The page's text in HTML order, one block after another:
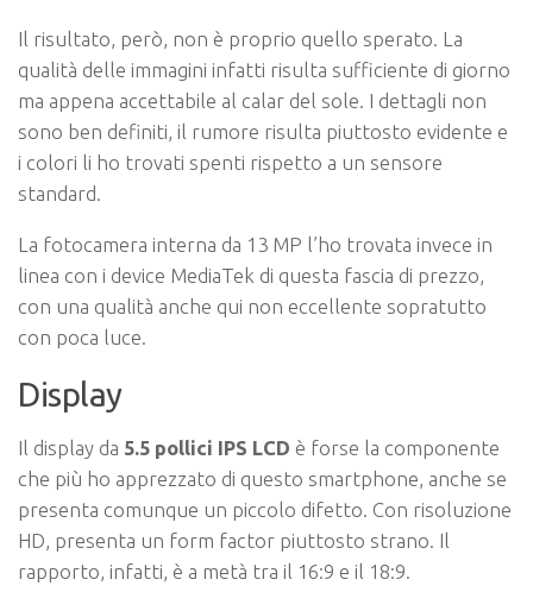
Il risultato, però, non è proprio quello sperato. La
qualità delle immagini infatti risulta sufficiente di giorno
ma appena accettabile al calar del sole. I dettagli non
sono ben definiti, il rumore risulta piuttosto evidente e
i colori li ho trovati spenti rispetto a un sensore
standard.
La fotocamera interna da 13 MP l’ho trovata invece in
linea con i device MediaTek di questa fascia di prezzo,
con una qualità anche qui non eccellente sopratutto
con poca luce.
Display
Il display da 5.5 pollici IPS LCD è forse la componente
che più ho apprezzato di questo smartphone, anche se
presenta comunque un piccolo difetto. Con risoluzione
HD, presenta un form factor piuttosto strano. Il
rapporto, infatti, è a metà tra il 16:9 e il 18:9.